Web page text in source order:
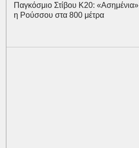
Παγκόσμιο Στίβου Κ20: «Ασημένια»
η Ρούσσου στα 800 μέτρα